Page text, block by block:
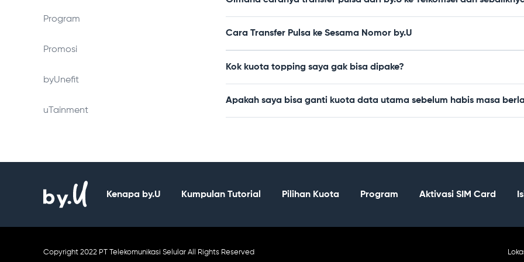
Program
Promosi
byUnefit
uTainment
Cara Transfer Pulsa ke Sesama Nomor by.U
Kok kuota topping saya gak bisa dipake?
Apakah saya bisa ganti kuota data utama sebelum habis masa
Kenapa by.U Kumpulan Tutorial Pilihan Kuota Program Aktivasi SIM Card
Copyright 2022 PT Telekomunikasi Selular All Rights Reserved